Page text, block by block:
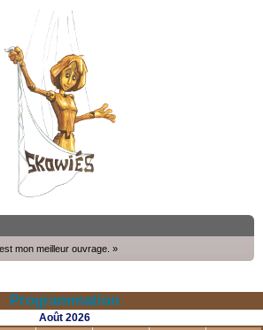
mon meilleur ouvrage. »
Programmation
Août 2026